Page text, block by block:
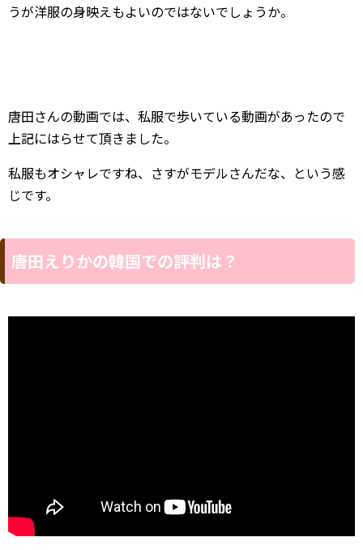
うが洋服の身映えもよいのではないでしょうか。
唐田さんの動画では、私服で歩いている動画があったので
上記にはらせて頂きました。
私服もオシャレですね、さすがモデルさんだな、という感
じです。
唐田えりかの韓国での評判は？